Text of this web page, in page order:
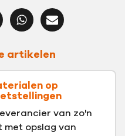
artikelen
op
van zo'n
met opslag van